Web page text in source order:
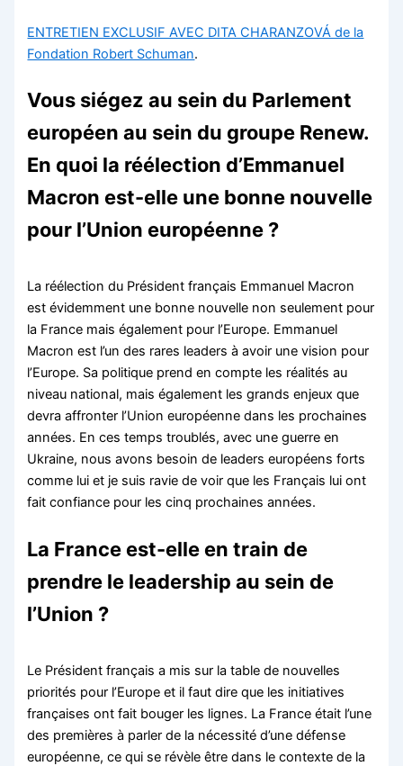
ENTRETIEN EXCLUSIF AVEC DITA CHARANZOVÁ de la
Fondation Robert Schuman.
Vous siégez au sein du Parlement
européen au sein du groupe Renew.
En quoi la réélection d’Emmanuel
Macron est-elle une bonne nouvelle
pour l’Union européenne ?
La réélection du Président français Emmanuel Macron
est évidemment une bonne nouvelle non seulement pour
la France mais également pour l’Europe. Emmanuel
Macron est l’un des rares leaders à avoir une vision pour
l’Europe. Sa politique prend en compte les réalités au
niveau national, mais également les grands enjeux que
devra affronter l’Union européenne dans les prochaines
années. En ces temps troublés, avec une guerre en
Ukraine, nous avons besoin de leaders européens forts
comme lui et je suis ravie de voir que les Français lui ont
fait confiance pour les cinq prochaines années.
La France est-elle en train de
prendre le leadership au sein de
l’Union ?
Le Président français a mis sur la table de nouvelles
priorités pour l’Europe et il faut dire que les initiatives
françaises ont fait bouger les lignes. La France était l’une
des premières à parler de la nécessité d’une défense
européenne, ce qui se révèle être dans le contexte de la